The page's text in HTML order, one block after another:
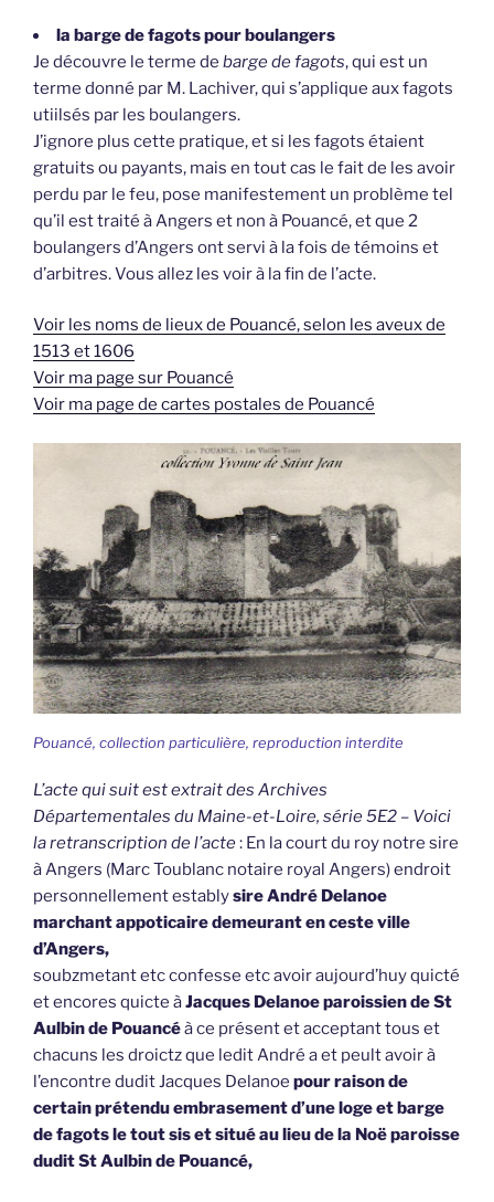
la barge de fagots pour boulangers
Je découvre le terme de barge de fagots, qui est un
terme donné par M. Lachiver, qui s’applique aux fagots
utiilsés par les boulangers.
J’ignore plus cette pratique, et si les fagots étaient
gratuits ou payants, mais en tout cas le fait de les avoir
perdu par le feu, pose manifestement un problème tel
qu’il est traité à Angers et non à Pouancé, et que 2
boulangers d’Angers ont servi à la fois de témoins et
d’arbitres. Vous allez les voir à la fin de l’acte.
Voir les noms de lieux de Pouancé, selon les aveux de
1513 et 1606
Voir ma page sur Pouancé
Voir ma page de cartes postales de Pouancé
Pouancé, collection particulière, reproduction interdite
L’acte qui suit est extrait des Archives
Départementales du Maine-et-Loire, série 5E2 – Voici
la retranscription de l’acte: En la court du roy notre sire
à Angers (Marc Toublanc notaire royal Angers) endroit
personnellement establysire André Delanoe
marchant appoticaire demeurant en ceste ville
d’Angers,
soubzmetant etc confesse etc avoir aujourd’huy quicté
et encores quicte àJacques Delanoe paroissien de St
Aulbin de Pouancéà ce présent et acceptant tous et
chacuns les droictz que ledit André a et peult avoir à
l’encontre dudit Jacques Delanoe pour raison de
certain prétendu embrasement d’une loge et barge
de fagots le tout sis et situé au lieu de la Noë paroisse
dudit St Aulbin de Pouancé,